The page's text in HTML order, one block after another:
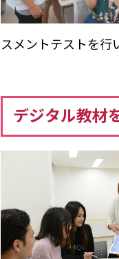
スメントテストを行
デジタル教材